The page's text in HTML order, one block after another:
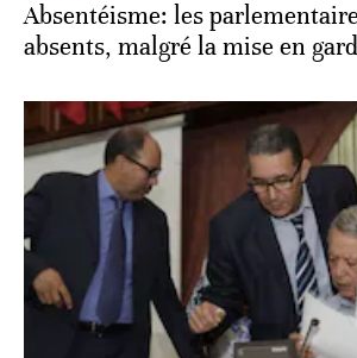
Absentéisme: les
absents, malgré la mise en